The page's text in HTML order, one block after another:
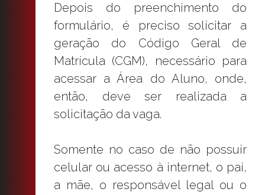
Depois do preenchimento do
formulário, é preciso solicitar a
geração do Código Geral de
Matrícula (CGM), necessário para
acessar a Área do Aluno, onde,
então, deve ser realizada a
solicitação da vaga.
Somente no caso de não possuir
celular ou acesso à internet, o pai,
a mãe, o responsável legal ou o